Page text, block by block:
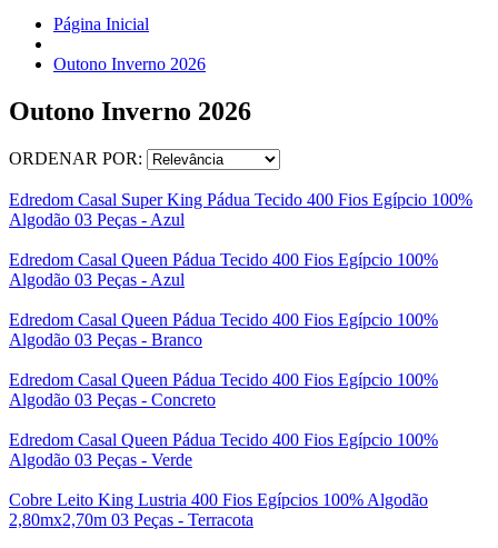
Página Inicial
Outono Inverno 2026
Outono Inverno 2026
ORDENAR POR:
Edredom Casal Super King Pádua Tecido 400 Fios Egípcio 100%
Algodão 03 Peças - Azul
Edredom Casal Queen Pádua Tecido 400 Fios Egípcio 100%
Algodão 03 Peças - Azul
Edredom Casal Queen Pádua Tecido 400 Fios Egípcio 100%
Algodão 03 Peças - Branco
Edredom Casal Queen Pádua Tecido 400 Fios Egípcio 100%
Algodão 03 Peças - Concreto
Edredom Casal Queen Pádua Tecido 400 Fios Egípcio 100%
Algodão 03 Peças - Verde
Cobre Leito King Lustria 400 Fios Egípcios 100% Algodão
2,80mx2,70m 03 Peças - Terracota